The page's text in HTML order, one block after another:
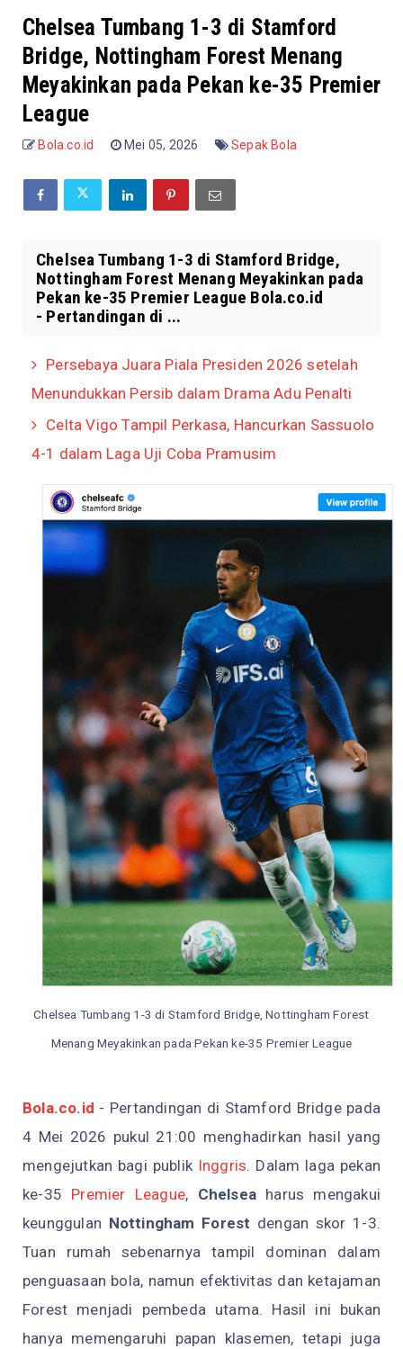
Chelsea Tumbang 1-3 di Stamford
Bridge, Nottingham Forest Menang
Meyakinkan pada Pekan ke-35 Premier
League
Bola.co.id Mei 05, 2026 Sepak Bola
Chelsea Tumbang 1-3 di Stamford Bridge,
Nottingham Forest Menang Meyakinkan pada
Pekan ke-35 Premier League Bola.co.id
- Pertandingan di ...
Persebaya Juara Piala Presiden 2026 setelah
Menundukkan Persib dalam Drama Adu Penalti
Celta Vigo Tampil Perkasa, Hancurkan Sassuolo
4-1 dalam Laga Uji Coba Pramusim
Chelsea Tumbang 1-3 di Stamford Bridge, Nottingham Forest
Menang Meyakinkan pada Pekan ke-35 Premier League
Bola.co.id - Pertandingan di Stamford Bridge pada
4 Mei 2026 pukul 21:00 menghadirkan hasil yang
mengejutkan bagi publik Inggris. Dalam laga pekan
ke-35 Premier League, Chelseaharus mengakui
keunggulan Nottingham Forest dengan skor 1-3.
Tuan rumah sebenarnya tampil dominan dalam
penguasaan bola, namun efektivitas dan ketajaman
Forest menjadi pembeda utama. Hasil ini bukan
hanya memengaruhi papan klasemen, tetapi juga